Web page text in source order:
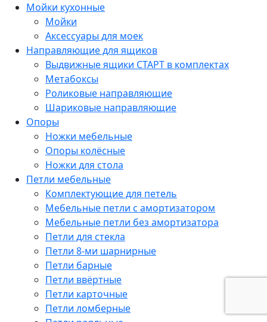
Мойки кухонные
Мойки
Аксессуары для моек
Направляющие для ящиков
Выдвижные ящики СТАРТ в комплектах
Метабоксы
Роликовые направляющие
Шариковые направляющие
Опоры
Ножки мебельные
Опоры колёсные
Ножки для стола
Петли мебельные
Комплектующие для петель
Мебельные петли с амортизатором
Мебельные петли без амортизатора
Петли для стекла
Петли 8-ми шарнирные
Петли барные
Петли ввёртные
Петли карточные
Петли ломберные